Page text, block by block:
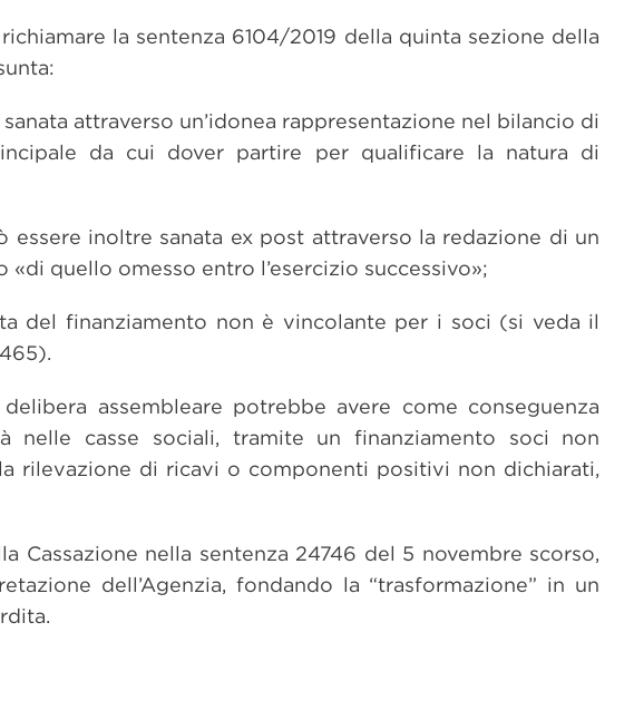
la sentenza 6104/2019 della quinta sezione della
attraverso un’idonea rappresentazione nel bilancio di
da cui dover partire per qualificare la natura di
essere inoltre sanata ex post attraverso la redazione di un
quello omesso entro l’esercizio successivo»;
del finanziamento non è vincolante per i soci (si veda il
assembleare potrebbe avere come conseguenza
nelle casse sociali, tramite un finanziamento soci non
rilevazione di ricavi o componenti positivi non dichiarati,
Cassazione nella sentenza 24746 del 5 novembre scorso,
dell’Agenzia, fondando la “trasformazione” in un